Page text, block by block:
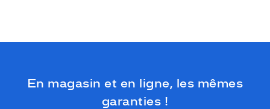
En magasin et en ligne, les mêmes
garanties !